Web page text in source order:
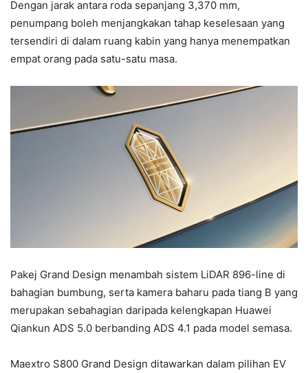
Dengan jarak antara roda sepanjang 3,370 mm,
penumpang boleh menjangkakan tahap keselesaan yang
tersendiri di dalam ruang kabin yang hanya menempatkan
empat orang pada satu-satu masa.
Pakej Grand Design menambah sistem LiDAR 896-line di
bahagian bumbung, serta kamera baharu pada tiang B yang
merupakan sebahagian daripada kelengkapan Huawei
Qiankun ADS 5.0 berbanding ADS 4.1 pada model semasa.
Maextro S800 Grand Design ditawarkan dalam pilihan EV